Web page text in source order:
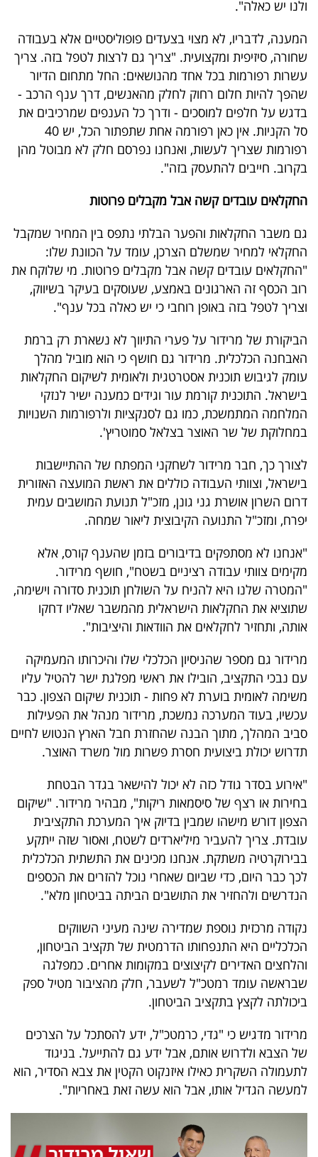
ולנו יש כאלה".
המענה, לדבריו, לא מצוי בצעדים פופוליסטיים אלא בעבודה
שחורה, סיזיפית ומקצועית. "צריך גם לרצות לטפל בזה. צריך
עשרות רפורמות בכל אחד מהנושאים: החל מתחום הדיור
שהפך להיות חלום רחוק לחלק מהאנשים, דרך ענף הרכב -
בדגש על חלפים למוסכים - ודרך כל הענפים שמרכיבים את
סל הקניות. אין כאן רפורמה אחת שתפתור הכל, יש 40
רפורמות שצריך לעשות, ואנחנו נפרסם חלק לא מבוטל מהן
בקרוב. חייבים להתעסק בזה".
החקלאים עובדים קשה אבל מקבלים פרוטות
גם משבר החקלאות והפער הבלתי נתפס בין המחיר שמקבל
החקלאי למחיר שמשלם הצרכן, עומד על הכוונת שלו:
"החקלאים עובדים קשה אבל מקבלים פרוטות. מי שלוקח את
רוב הכסף זה הארגונים באמצע, שעוסקים בעיקר בשיווק,
וצריך לטפל בזה באופן רוחבי כי יש כאלה בכל ענף".
הביקורת של מרידור על פערי התיווך לא נשארת רק ברמת
האבחנה הכלכלית. מרידור גם חושף כי הוא מוביל מהלך
עומק לגיבוש תוכנית אסטרטגית ולאומית לשיקום החקלאות
בישראל. התוכנית קורמת עור וגידים כמענה ישיר לנזקי
המלחמה המתמשכת, כמו גם לסנקציות ולרפורמות השנויות
במחלוקת של שר האוצר בצלאל סמוטריץ'.
לצורך כך, חבר מרידור לשחקני המפתח של ההתיישבות
בישראל, וצוותי העבודה כוללים את ראשת המועצה האזורית
דרום השרון אושרת גני גונן, מזכ"ל תנועת המושבים עמית
יפרח, ומזכ"ל התנועה הקיבוצית ליאור שמחה.
"אנחנו לא מסתפקים בדיבורים בזמן שהענף קורס, אלא
מקימים צוותי עבודה רציניים בשטח", חושף מרידור.
"המטרה שלנו היא להניח על השולחן תוכנית סדורה וישימה,
שתוציא את החקלאות הישראלית מהמשבר שאליו דחקו
אותה, ותחזיר לחקלאים את הוודאות והיציבות".
מרידור גם מספר שהניסיון הכלכלי שלו והיכרותו המעמיקה
עם נבכי התקציב, הובילו את ראשי מפלגת ישר להטיל עליו
משימה לאומית בוערת לא פחות - תוכנית שיקום הצפון. כבר
עכשיו, בעוד המערכה נמשכת, מרידור מנהל את הפעילות
סביב המהלך, מתוך הבנה שהחזרת חבל הארץ הנטוש לחיים
תדרוש יכולת ביצועית חסרת פשרות מול משרד האוצר.
"אירוע בסדר גודל כזה לא יכול להישאר בגדר הבטחת
בחירות או רצף של סיסמאות ריקות", מבהיר מרידור. "שיקום
הצפון דורש מישהו שמבין בדיוק איך המערכת התקציבית
עובדת. צריך להעביר מיליארדים לשטח, ואסור שזה ייתקע
בבירוקרטיה משתקת. אנחנו מכינים את התשתית הכלכלית
לכך כבר היום, כדי שביום שאחרי נוכל להזרים את הכספים
הנדרשים ולהחזיר את התושבים הביתה בביטחון מלא".
נקודה מרכזית נוספת שמדירה שינה מעיני השווקים
הכלכליים היא התנפחותו הדרמטית של תקציב הביטחון,
והלחצים האדירים לקיצוצים במקומות אחרים. כמפלגה
שבראשה עומד רמטכ"ל לשעבר, חלק מהציבור מטיל ספק
ביכולתה לקצץ בתקציב הביטחון.
מרידור מדגיש כי "גדי, כרמטכ"ל, ידע להסתכל על הצרכים
של הצבא ולדרוש אותם, אבל ידע גם להתייעל. בניגוד
לתעמולה השקרית כאילו איזנקוט הקטין את צבא הסדיר, הוא
למעשה הגדיל אותו, אבל הוא עשה זאת באחריות".